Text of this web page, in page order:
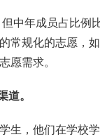
中年成员占比例
常规化的志愿，
愿需求。
道。
生，他们在学校